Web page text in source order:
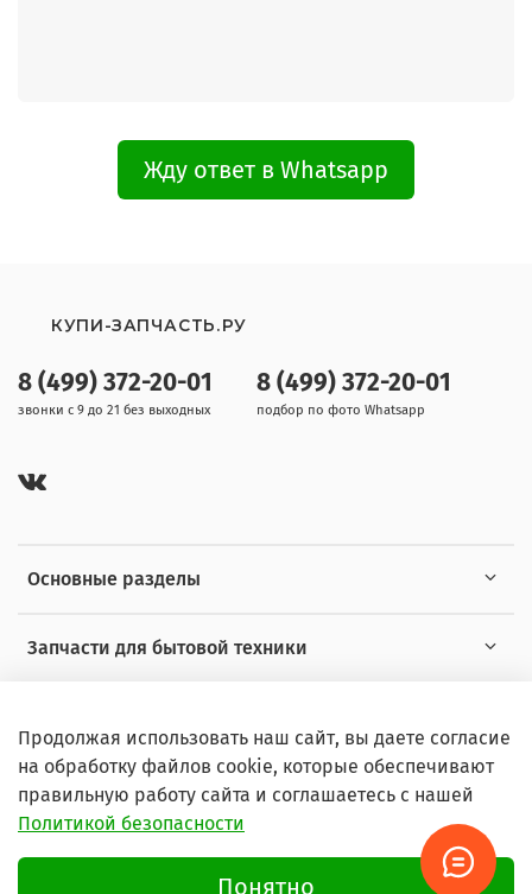
Жду ответ в Whatsapp
Основные разделы
Запчасти для бытовой техники
8 (499) 372-20-01
звонки с 9 до 21 без выходных
8 (499) 372-20-01
подбор по фото Whatsapp
КУПИ-ЗАПЧАСТЬ.РУ
© 2026 Любое использование контента без письменного
Продолжая использовать наш сайт, вы даете согласие
на обработку файлов cookie, которые обеспечивают
правильную работу сайта и соглашаетесь с нашей
Политикой безопасности
Понятно